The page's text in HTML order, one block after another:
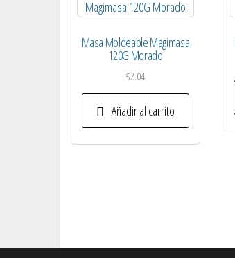
Masa Moldeable Magimasa
120G Morado
$2.04
Añadir al carrito